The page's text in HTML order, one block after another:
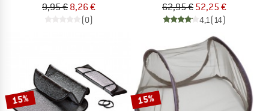
9,95 € 8,26 €
(0)
62,95 € 52,25 €
4,1(14)
15% 15%